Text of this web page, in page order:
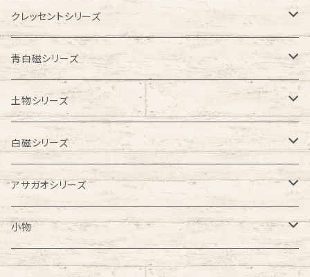
お茶碗
お皿
鉢
ラーメン鉢
こども食器
お食い初めセット
蕎麦猪口
カップ＆ソーサー
お食い初めセット
お皿
浅鉢
お茶碗
汁碗
湯飲み
はし置き
お皿
お茶碗
鉢
フリーカップ
蕎麦猪口
カップ＆ソーサー
はし置き
クレッセントシリーズ
皿
豆皿
青白磁シリーズ
ビアカップ
土物シリーズ
ビアカップ
お皿
はし置き
白磁シリーズ
フリーカップ
蕎麦猪口
ゴブレット
アサガオシリーズ
ビアカップ
フリーカップ
小物
クリスマスオーナメント